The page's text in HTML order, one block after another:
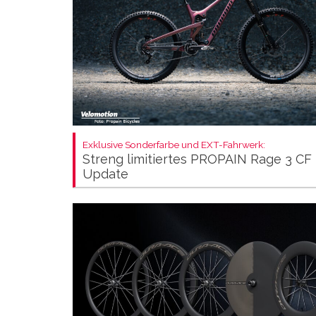
Exklusive Sonderfarbe und EXT-Fahrwerk:
Streng limitiertes PROPAIN Rage 3 CF
Update